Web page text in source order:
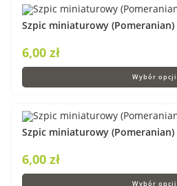
Szpic miniaturowy (Pomeranian)
6,00zł
Wybór opcji
Szpic miniaturowy (Pomeranian)
6,00zł
Wybór opcji